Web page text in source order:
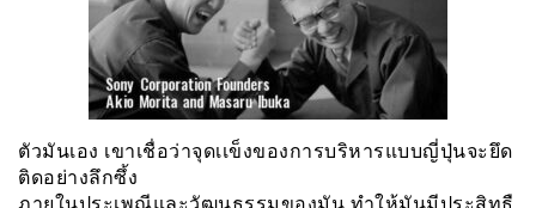
ตัวมันเอง เขาเชื่อว่าจุดเเข็งของการบริหารแบบญี่ปุ่นจะยึด
ติดอย่างลึกซึ้ง
ภายในประเพณีและวัฒนธรรมของมัน ทำให้มันมีประสิทธื